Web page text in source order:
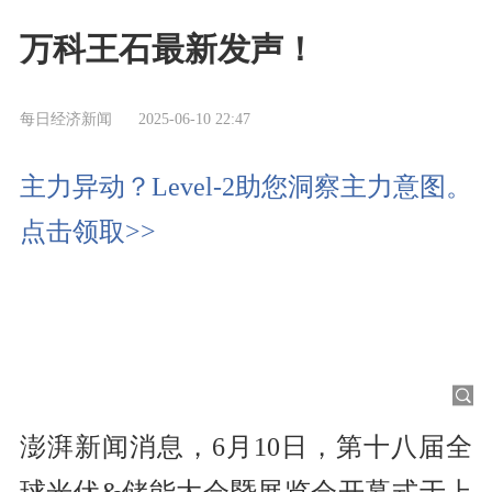
万科王石最新发声！
每日经济新闻 2025-06-10 22:47
主力异动？Level-2助您洞察主力意图。
点击领取>>
澎湃新闻消息，6月10日，第十八届全